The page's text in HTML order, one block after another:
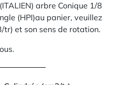
arbre Conique 1/8
(HPI)au panier, veuillez
tr) et son sens de rotation.